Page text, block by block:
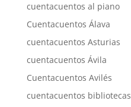
cuentacuentos al piano
Cuentacuentos Álava
cuentacuentos Asturias
cuentacuentos Ávila
Cuentacuentos Avilés
cuentacuentos bibliotecas